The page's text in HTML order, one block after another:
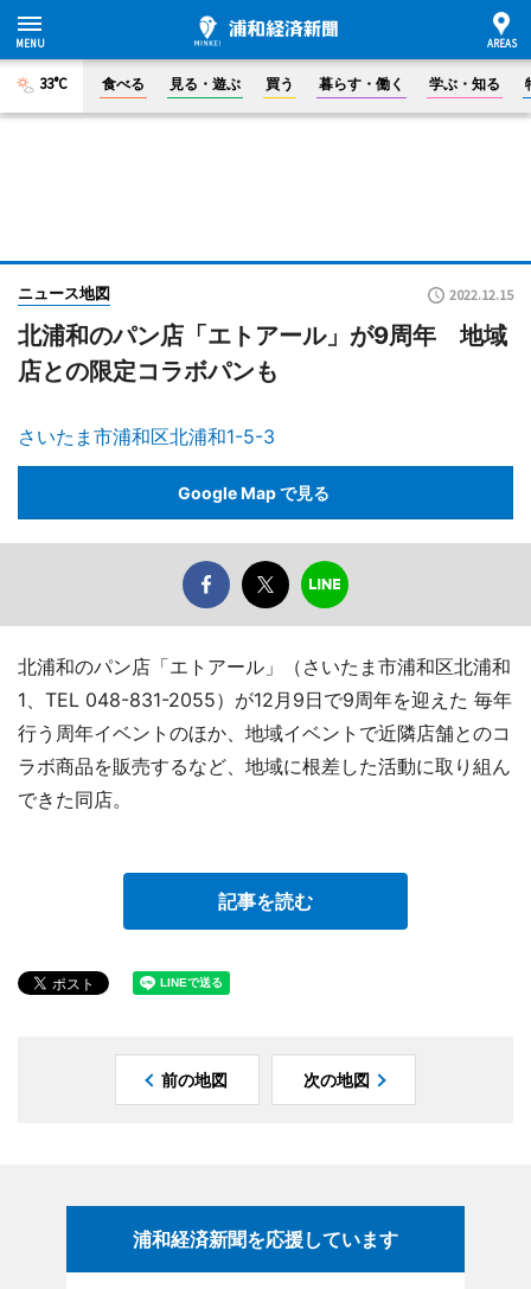
33°C 食べる 見る・遊ぶ 買う 暮らす・働く 学ぶ・知る
ニュース地図 2022.12.15
北浦和のパン店「エトアール」が9周年 地域
店との限定コラボパンも
さいたま市浦和区北浦和1-5-3
Google Map で見る
北浦和のパン店「エトアール」（さいたま市浦和区北浦和
1、TEL 048-831-2055）が12月9日で9周年を迎えた 毎年
行う周年イベントのほか、地域イベントで近隣店舗とのコ
ラボ商品を販売するなど、地域に根差した活動に取り組ん
できた同店。
記事を読む
前の地図 次の地図
浦和経済新聞を応援しています